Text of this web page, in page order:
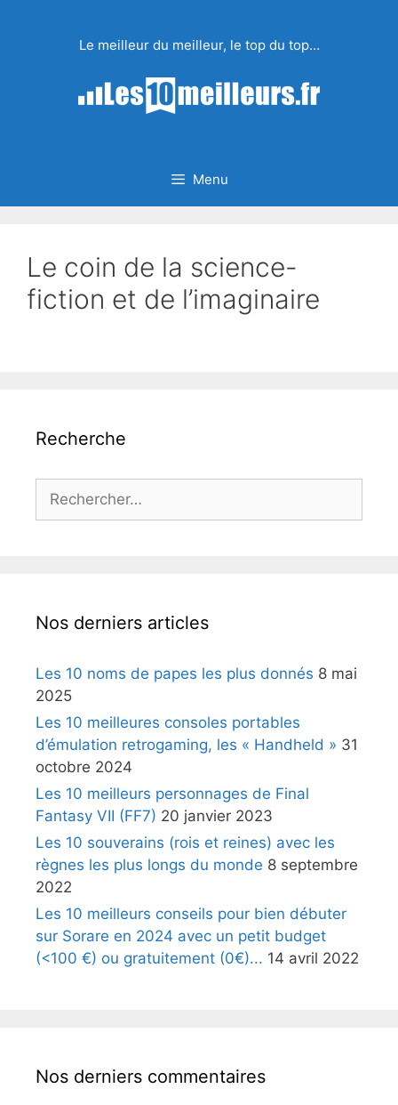
Le meilleur du meilleur, le top du top…
Menu
Le coin de la science-
fiction et de l’imaginaire
Recherche
Rechercher :
Nos derniers articles
Les 10 noms de papes les plus donnés 8 mai
2025
Les 10 meilleures consoles portables
d’émulation retrogaming, les « Handheld » 31
octobre 2024
Les 10 meilleurs personnages de Final
Fantasy VII (FF7) 20 janvier 2023
Les 10 souverains (rois et reines) avec les
règnes les plus longs du monde 8 septembre
2022
Les 10 meilleurs conseils pour bien débuter
sur Sorare en 2024 avec un petit budget
(<100 €) ou gratuitement (0€)... 14 avril 2022
Nos derniers commentaires